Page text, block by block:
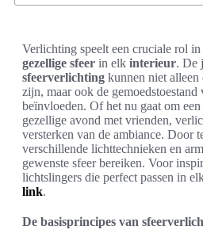
Verlichting speelt een cruciale rol in
gezellige sfeer in elk interieur. De
sfeerverlichting kunnen niet
zijn, maar ook de gemoedstoestand
beïnvloeden. Of het nu gaat om
gezellige avond met vrienden,
versterken van de ambiance. Door
verschillende lichttechnieken en
gewenste sfeer bereiken. Voor
lichtslingers die perfect passen in
link.
De basisprincipes van